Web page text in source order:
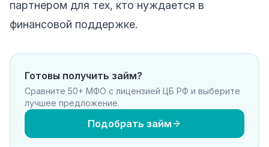
партнером для тех, кто нуждается в
финансовой поддержке.
Готовы получить займ?
Сравните 50+ МФО с лицензией ЦБ РФ и выберите
лучшее предложение.
Подобрать займ